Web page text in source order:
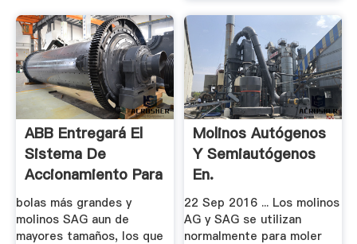
ABB Entregará El
Sistema De
Accionamiento Para
El Molino.
bolas más grandes y
molinos SAG aun de
mayores tamaños, los que
Molinos Autógenos
Y Semiautógenos
En.
22 Sep 2016 ... Los molinos
AG y SAG se utilizan
normalmente para moler